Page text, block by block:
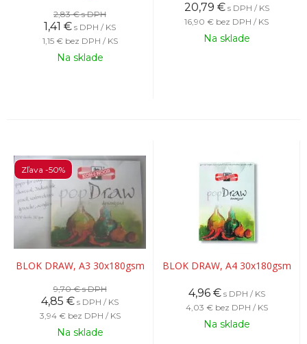
2,83 €s DPH
1,41 € s DPH / KS
1,15 € bez DPH / KS
Na sklade
20,79 € s DPH / KS
16,90 € bez DPH / KS
Na sklade
BLOK DRAW, A3 30x180gsm
Zľava -50%
9,70 €s DPH
4,85 € s DPH / KS
3,94 € bez DPH / KS
Na sklade
BLOK DRAW, A4 30x180gsm
4,96 € s DPH / KS
4,03 € bez DPH / KS
Na sklade